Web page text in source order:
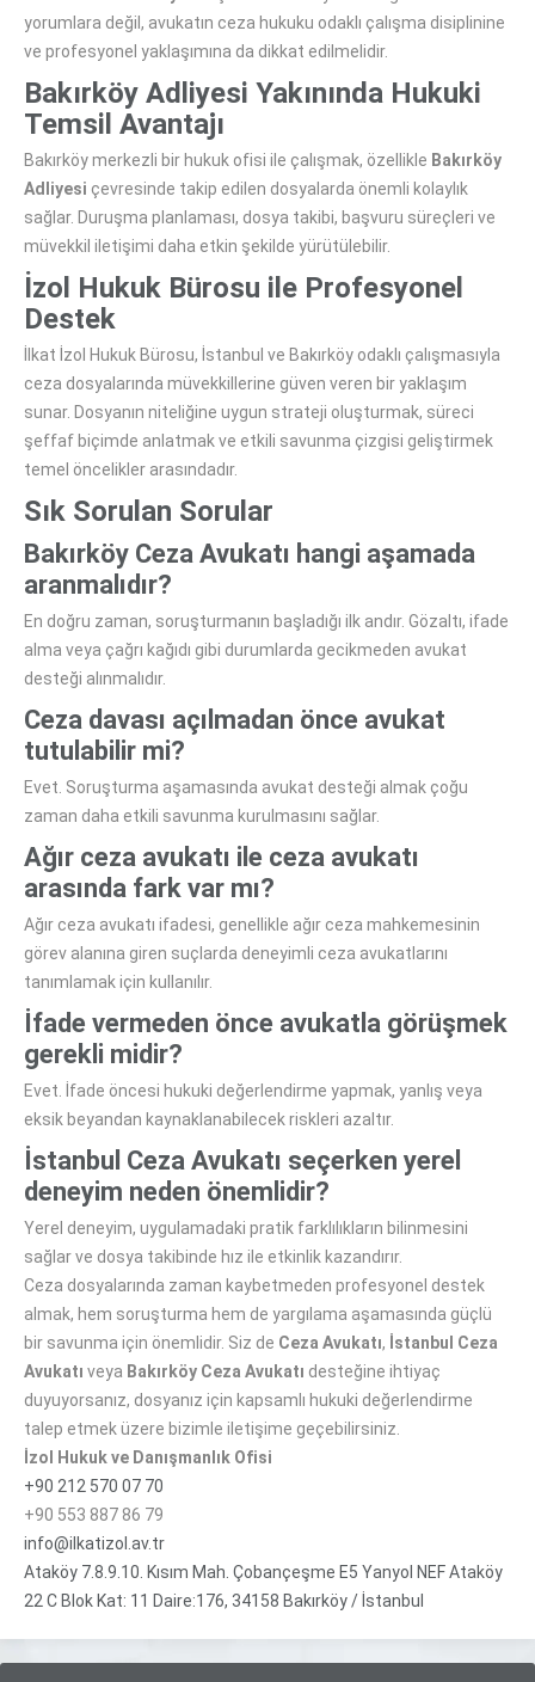
yorumlara değil, avukatın ceza hukuku odaklı çalışma disiplinine
ve profesyonel yaklaşımına da dikkat edilmelidir.
Bakırköy Adliyesi Yakınında Hukuki
Temsil Avantajı
Bakırköy merkezli bir hukuk ofisi ile çalışmak, özellikle Bakırköy
Adliyesi çevresinde takip edilen dosyalarda önemli kolaylık
sağlar. Duruşma planlaması, dosya takibi, başvuru süreçleri ve
müvekkil iletişimi daha etkin şekilde yürütülebilir.
İzol Hukuk Bürosu ile Profesyonel
Destek
İlkat İzol Hukuk Bürosu, İstanbul ve Bakırköy odaklı çalışmasıyla
ceza dosyalarında müvekkillerine güven veren bir yaklaşım
sunar. Dosyanın niteliğine uygun strateji oluşturmak, süreci
şeffaf biçimde anlatmak ve etkili savunma çizgisi geliştirmek
temel öncelikler arasındadır.
Sık Sorulan Sorular
Bakırköy Ceza Avukatı hangi aşamada
aranmalıdır?
En doğru zaman, soruşturmanın başladığı ilk andır. Gözaltı, ifade
alma veya çağrı kağıdı gibi durumlarda gecikmeden avukat
desteği alınmalıdır.
Ceza davası açılmadan önce avukat
tutulabilir mi?
Evet. Soruşturma aşamasında avukat desteği almak çoğu
zaman daha etkili savunma kurulmasını sağlar.
Ağır ceza avukatı ile ceza avukatı
arasında fark var mı?
Ağır ceza avukatı ifadesi, genellikle ağır ceza mahkemesinin
görev alanına giren suçlarda deneyimli ceza avukatlarını
tanımlamak için kullanılır.
İfade vermeden önce avukatla görüşmek
gerekli midir?
Evet. İfade öncesi hukuki değerlendirme yapmak, yanlış veya
eksik beyandan kaynaklanabilecek riskleri azaltır.
İstanbul Ceza Avukatı seçerken yerel
deneyim neden önemlidir?
Yerel deneyim, uygulamadaki pratik farklılıkların bilinmesini
sağlar ve dosya takibinde hız ile etkinlik kazandırır.
Ceza dosyalarında zaman kaybetmeden profesyonel destek
almak, hem soruşturma hem de yargılama aşamasında güçlü
bir savunma için önemlidir. Siz de Ceza Avukatı, İstanbul Ceza
Avukatı veya Bakırköy Ceza Avukatı desteğine ihtiyaç
duyuyorsanız, dosyanız için kapsamlı hukuki değerlendirme
talep etmek üzere bizimle iletişime geçebilirsiniz.
İzol Hukuk ve Danışmanlık Ofisi
+90 212 570 07 70
+90 553 887 86 79
info@ilkatizol.av.tr
Ataköy 7.8.9.10. Kısım Mah. Çobançeşme E5 Yanyol NEF Ataköy
22 C Blok Kat: 11 Daire:176, 34158 Bakırköy / İstanbul